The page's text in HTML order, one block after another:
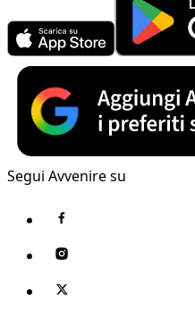
Segui Avvenire su